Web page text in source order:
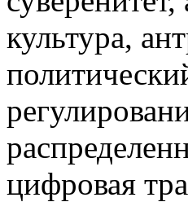
культура,
цифровая